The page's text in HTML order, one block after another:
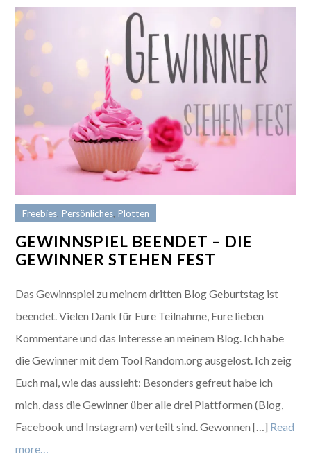
Freebies, Persönliches, Plotten
GEWINNSPIEL BEENDET – DIE
GEWINNER STEHEN FEST
Das Gewinnspiel zu meinem dritten Blog Geburtstag ist
beendet. Vielen Dank für Eure Teilnahme, Eure lieben
Kommentare und das Interesse an meinem Blog. Ich habe
die Gewinner mit dem Tool Random.org ausgelost. Ich zeig
Euch mal, wie das aussieht: Besonders gefreut habe ich
mich, dass die Gewinner über alle drei Plattformen (Blog,
Facebook und Instagram) verteilt sind. Gewonnen […] Read
more…